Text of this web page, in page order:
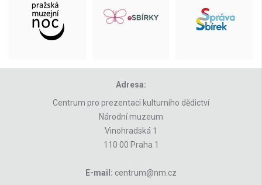
Adresa:
Centrum pro prezentaci kulturního dědictví
Národní muzeum
Vinohradská 1
110 00 Praha 1
E-mail: centrum@nm.cz